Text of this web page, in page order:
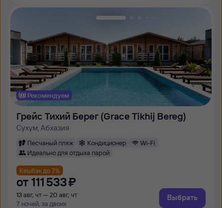
Рекомендуем
Грейс Тихий Берег (Grace Tikhij Bereg)
Сухум, Абхазия
Песчаный пляж Кондиционер
Wi-Fi
Идеально для отдыха парой
Кешбэк до 7%
от 111 ⁠533 ⁠₽
13 авг, чт — 20 авг, чт
7 ночей, за двоих
Выбрать